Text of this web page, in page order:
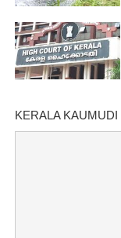
KERALA KAUMUDI